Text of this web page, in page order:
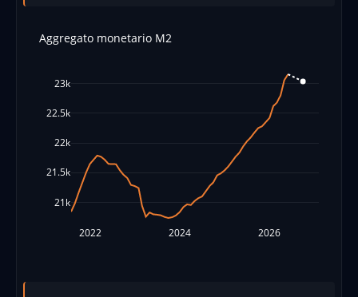
2022 2024 2026
21k
21.5k
22k
22.5k
23k
Aggregato monetario M2